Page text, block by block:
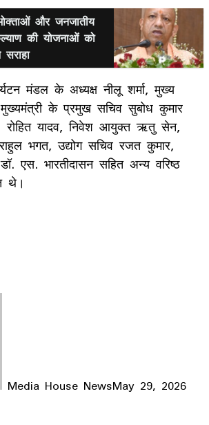
और जनजातीय
की योजनाओं को
मंडल के अध्यक्ष नीलू शर्मा, मुख्य
के प्रमुख सचिव सुबोध कुमार
रोहित यादव, निवेश आयुक्त ऋतु सेन,
भगत, उद्योग सचिव रजत कुमार,
एस. भारतीदासन सहित अन्य वरिष्ठ
थे।
Media House NewsMay 29, 2026